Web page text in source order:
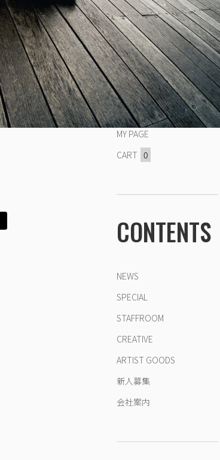
MY PAGE
CART 0
CONTENTS
NEWS
SPECIAL
STAFFROOM
CREATIVE
ARTIST GOODS
新人募集
会社案内